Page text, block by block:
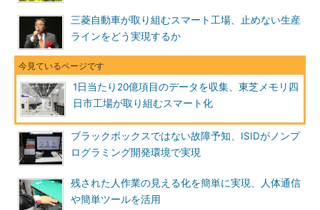
三菱自動車が取り組むスマート工場、止めない生産
ラインをどう実現するか
1日当たり20億項目のデータを収集、東芝メモリ四
日市工場が取り組むスマート化
ブラックボックスではない故障予知、ISIDがノンプ
ログラミング開発環境で実現
残された人作業の見える化を簡単に実現、人体通信
や簡単ツールを活用